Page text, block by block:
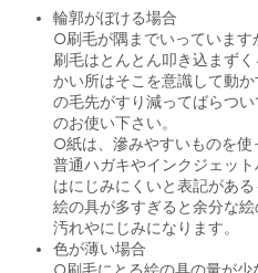
輪郭がぼける場合
○刷毛が隅までいっています
刷毛はとんとん叩き込まず
かい所はそこを意識して動
の毛先がすり減ってばらつ
のお使い下さい。
○紙は、滲みやすいものを使
普通ハガキやインクジェッ
はにじみにくいと表記があ
絵の具が多すぎると余分な
汚れやにじみになります。
色が薄い場合